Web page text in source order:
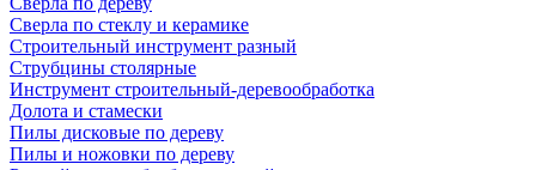
Сверла по стеклу и керамике
Строительный инструмент разный
Струбцины столярные
Инструмент строительный-деревообработка
Долота и стамески
Пилы дисковые по дереву
Пилы и ножовки по дереву